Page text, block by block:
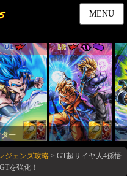
MENU
UL LR
ー
ジェンズ攻略> GT超サイヤ人4孫悟
を強化！